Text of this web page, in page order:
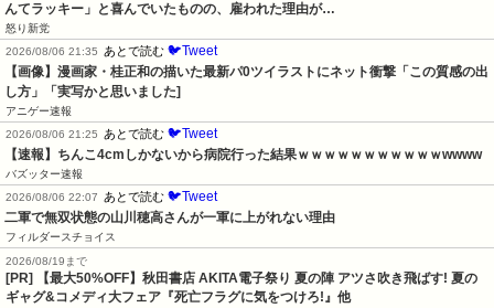
んてラッキー」と喜んでいたものの、雇われた理由が…
怒り新党
2026/08/06 21:35
あとで読む 🐦Tweet
【画像】漫画家・桂正和の描いた最新パ0ツイラストにネット衝撃「この質感の出
し方」「実写かと思いました]
アニゲー速報
2026/08/06 21:25
あとで読む 🐦Tweet
【速報】ちんこ4cmしかないから病院行った結果ｗｗｗｗｗｗｗｗｗｗｗwwww
バズッター速報
2026/08/06 22:07
あとで読む 🐦Tweet
二軍で無双状態の山川穂高さんが一軍に上がれない理由
フィルダースチョイス
2026/08/19まで
[PR] 【最大50%OFF】秋田書店 AKITA電子祭り 夏の陣 アツさ吹き飛ばす! 夏の
ギャグ&コメディ大フェア『死亡フラグに気をつけろ!』他